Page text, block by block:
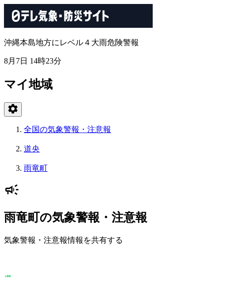
沖縄本島地方にレベル４大雨危険警報
8月7日 14時23分
マイ地域
全国の気象警報・注意報
道央
雨竜町
雨竜町の気象警報・注意報
気象警報・注意報情報を共有する